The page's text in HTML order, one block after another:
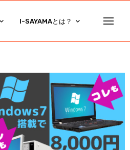
I-SAYAMAとは？